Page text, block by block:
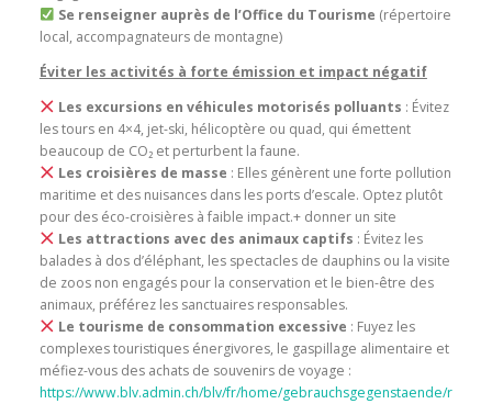
Se renseigner auprès de l’Office du Tourisme (répertoire
local, accompagnateurs de montagne)
Éviter les activités à forte émission et impact négatif
Les excursions en véhicules motorisés polluants : Évitez
les tours en 4×4, jet-ski, hélicoptère ou quad, qui émettent
beaucoup de CO₂ et perturbent la faune.
Les croisières de masse : Elles génèrent une forte pollution
maritime et des nuisances dans les ports d’escale. Optez plutôt
pour des éco-croisières à faible impact.+ donner un site
Les attractions avec des animaux captifs : Évitez les
balades à dos d’éléphant, les spectacles de dauphins ou la visite
de zoos non engagés pour la conservation et le bien-être des
animaux, préférez les sanctuaires responsables.
Le tourisme de consommation excessive : Fuyez les
complexes touristiques énergivores, le gaspillage alimentaire et
méfiez-vous des achats de souvenirs de voyage :
https://www.blv.admin.ch/blv/fr/home/gebrauchsgegenstaende/r